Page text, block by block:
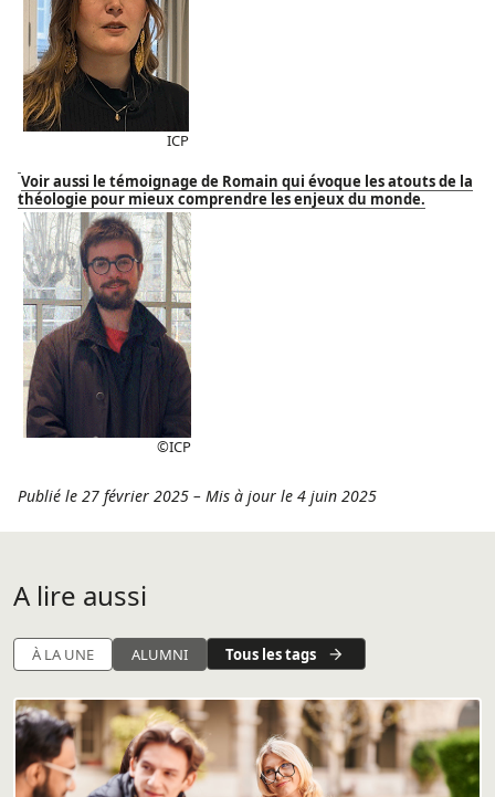
ICP
Voir aussi le témoignage de Romain qui évoque les atouts de la
théologie pour mieux comprendre les enjeux du monde.
©ICP
Publié le 27 février 2025 – Mis à jour le 4 juin 2025
A lire aussi
À LA UNE ALUMNI Tous les tags